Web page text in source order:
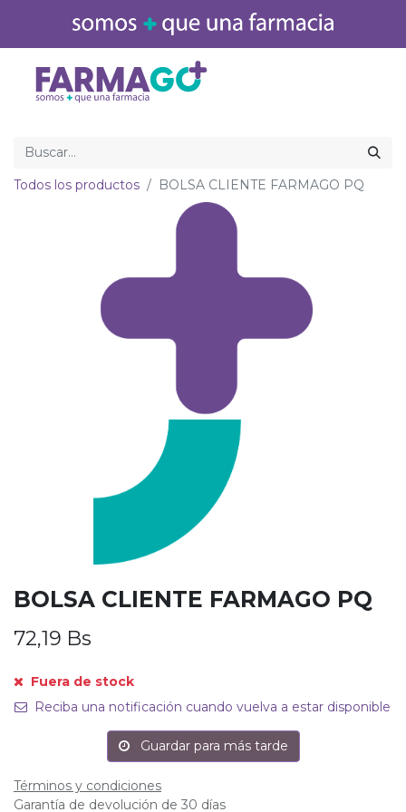
Todos los productos BOLSA CLIENTE FARMAGO PQ
BOLSA CLIENTE FARMAGO PQ
72,19 Bs
Fuera de stock
Reciba una notificación cuando vuelva a estar disponible
Guardar para más tarde
Términos y condiciones
Garantía de devolución de 30 días